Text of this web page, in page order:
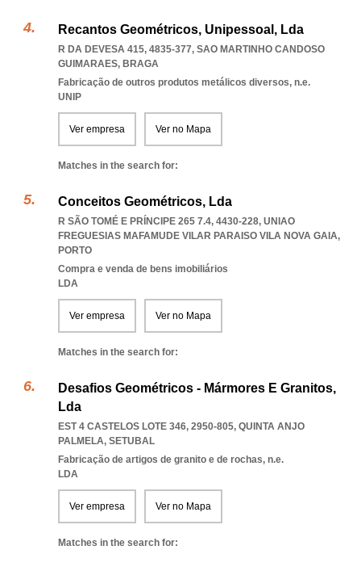
Recantos Geométricos, Unipessoal, Lda
R DA DEVESA 415, 4835-377, SAO MARTINHO CANDOSO
GUIMARAES, BRAGA
Fabricação de outros produtos metálicos diversos, n.e.
UNIP
Ver empresa Ver no Mapa
Matches in the search for:
Conceitos Geométricos, Lda
R SÃO TOMÉ E PRÍNCIPE 265 7.4, 4430-228, UNIAO
FREGUESIAS MAFAMUDE VILAR PARAISO VILA NOVA GAIA,
PORTO
Compra e venda de bens imobiliários
LDA
Ver empresa Ver no Mapa
Matches in the search for:
Desafios Geométricos - Mármores E Granitos,
Lda
EST 4 CASTELOS LOTE 346, 2950-805, QUINTA ANJO
PALMELA, SETUBAL
Fabricação de artigos de granito e de rochas, n.e.
LDA
Ver empresa Ver no Mapa
Matches in the search for: